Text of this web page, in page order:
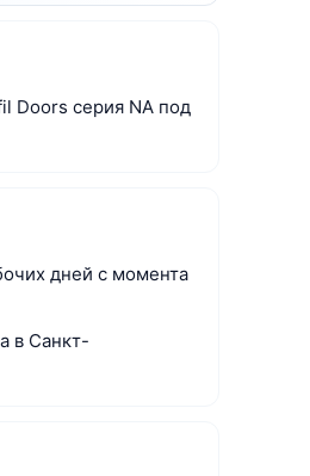
Doors серия NA под
дней с момента
в Санкт-